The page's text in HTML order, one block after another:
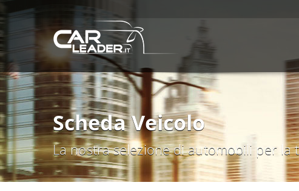
Scheda Veicolo
La nostra selezione di automobili per la